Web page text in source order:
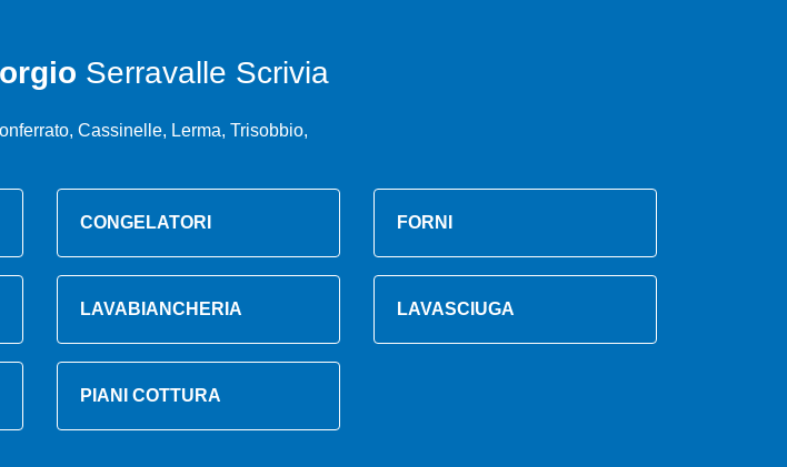
Serravalle Scrivia
Cassinelle, Lerma, Trisobbio,
CONGELATORI FORNI
LAVABIANCHERIA LAVASCIUGA
PIANI COTTURA